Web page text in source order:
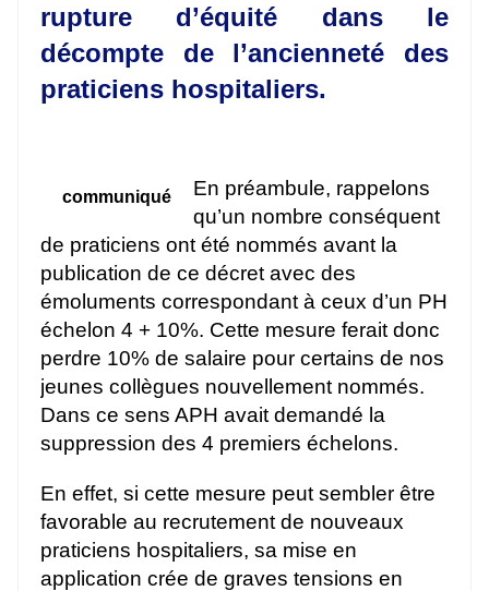
rupture d’équité dans le
décompte de l’ancienneté des
praticiens hospitaliers.
communiqué
En préambule, rappelons
qu’un nombre conséquent
de praticiens ont été nommés avant la
publication de ce décret avec des
émoluments correspondant à ceux d’un PH
échelon 4 + 10%. Cette mesure ferait donc
perdre 10% de salaire pour certains de nos
jeunes collègues nouvellement nommés.
Dans ce sens APH avait demandé la
suppression des 4 premiers échelons.
En effet, si cette mesure peut sembler être
favorable au recrutement de nouveaux
praticiens hospitaliers, sa mise en
application crée de graves tensions en